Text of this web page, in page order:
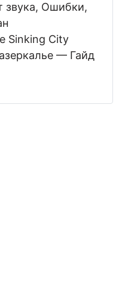
звука, Ошибки,
Sinking City
— Гайд